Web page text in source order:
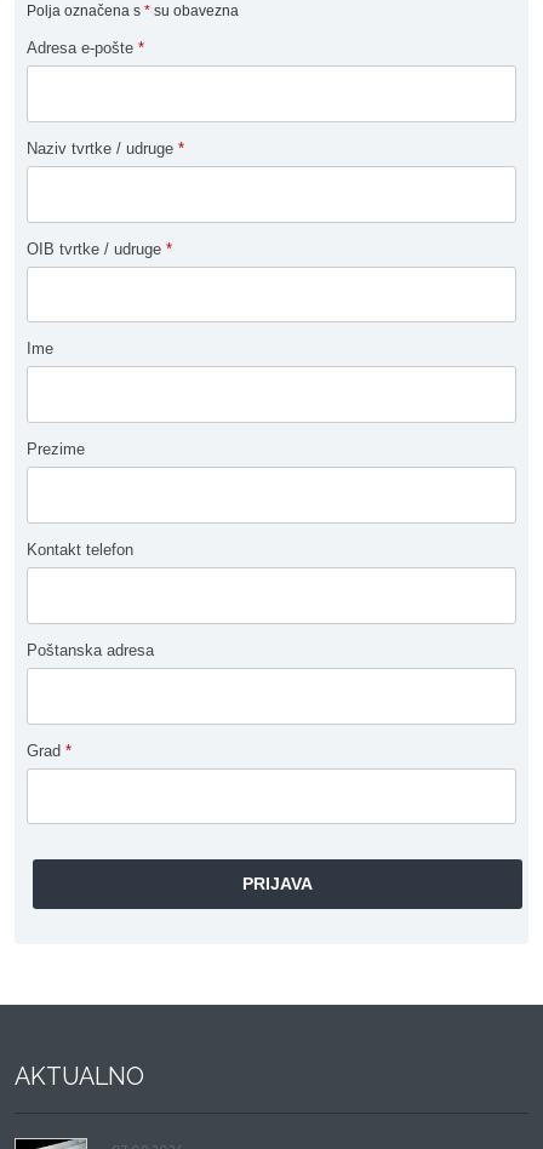
Polja označena s * su obavezna
Adresa e-pošte *
Naziv tvrtke / udruge *
OIB tvrtke / udruge *
Ime
Prezime
Kontakt telefon
Poštanska adresa
Grad *
AKTUALNO